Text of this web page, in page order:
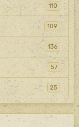
110
109
136
57
25